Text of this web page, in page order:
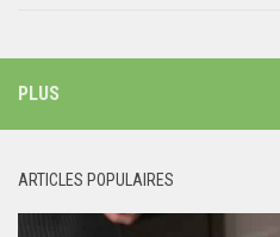
PLUS
ARTICLES POPULAIRES